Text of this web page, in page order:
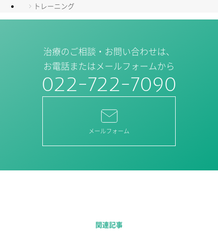
トレーニング
治療のご相談・お問い合わせは、
お電話またはメールフォームから
022-722-7090
メールフォーム
関連記事